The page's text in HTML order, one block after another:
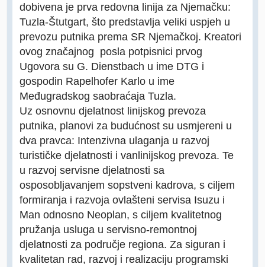
dobivena je prva redovna linija za Njemačku:
Tuzla-Štutgart, što predstavlja veliki uspjeh u
prevozu putnika prema SR Njemačkoj. Kreatori
ovog značajnog posla potpisnici prvog
Ugovora su G. Dienstbach u ime DTG i
gospodin Rapelhofer Karlo u ime
Međugradskog saobraćaja Tuzla.
Uz osnovnu djelatnost linijskog prevoza
putnika, planovi za budućnost su usmjereni u
dva pravca: Intenzivna ulaganja u razvoj
turističke djelatnosti i vanlinijskog prevoza. Te
u razvoj servisne djelatnosti sa
osposobljavanjem sopstveni kadrova, s ciljem
formiranja i razvoja ovlašteni servisa Isuzu i
Man odnosno Neoplan, s ciljem kvalitetnog
pružanja usluga u servisno-remontnoj
djelatnosti za područje regiona. Za siguran i
kvalitetan rad, razvoj i realizaciju programski